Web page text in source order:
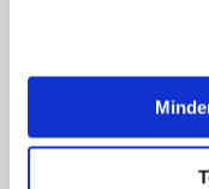
Termékek elérhetősége
Regisztráció